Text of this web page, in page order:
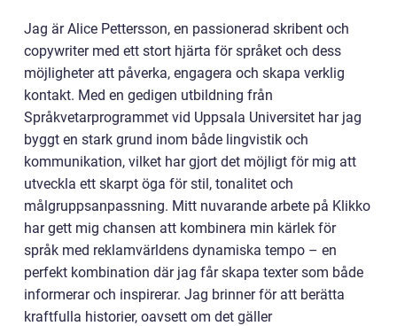
Jag är Alice Pettersson, en passionerad skribent och
copywriter med ett stort hjärta för språket och dess
möjligheter att påverka, engagera och skapa verklig
kontakt. Med en gedigen utbildning från
Språkvetarprogrammet vid Uppsala Universitet har jag
byggt en stark grund inom både lingvistik och
kommunikation, vilket har gjort det möjligt för mig att
utveckla ett skarpt öga för stil, tonalitet och
målgruppsanpassning. Mitt nuvarande arbete på Klikko
har gett mig chansen att kombinera min kärlek för
språk med reklamvärldens dynamiska tempo – en
perfekt kombination där jag får skapa texter som både
informerar och inspirerar. Jag brinner för att berätta
kraftfulla historier, oavsett om det gäller